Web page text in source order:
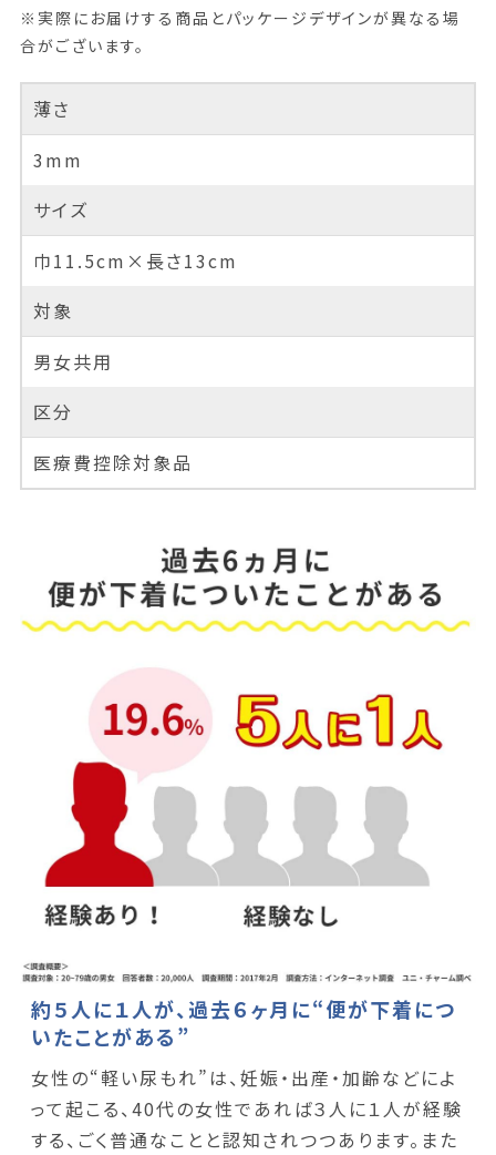
※実際にお届けする商品とパッケージデザインが異なる場
合がございます。
薄さ
3mm
サイズ
巾11.5cm×長さ13cm
対象
男女共用
区分
医療費控除対象品
約５人に１人が、過去６ヶ月に“便が下着につ
いたことがある”
女性の“軽い尿もれ”は、妊娠・出産・加齢などによ
って起こる、40代の女性であれば３人に１人が経験
する、ごく普通なことと認知されつつあります。また